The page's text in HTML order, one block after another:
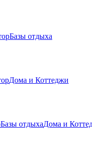
Базы отдыха
Дома и Коттеджи
Базы отдыхаДома и